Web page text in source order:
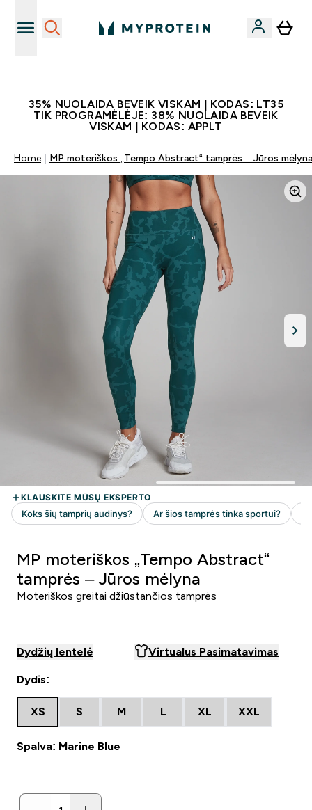
35% NUOLAIDA BEVEIK VISKAM | KODAS: LT35
TIK PROGRAMĖLĖJE: 38% NUOLAIDA BEVEIK
VISKAM | KODAS: APPLT
Home MP moteriškos „Tempo Abstract“ tamprės – Jūros mėlyna
MP moteriškos „Tempo Abstract“
tamprės – Jūros mėlyna
Moteriškos greitai džiūstančios tamprės
Dydžių lentelė Virtualus Pasimatavimas
Dydis:
XS S M L XL XXL
Spalva: Marine Blue